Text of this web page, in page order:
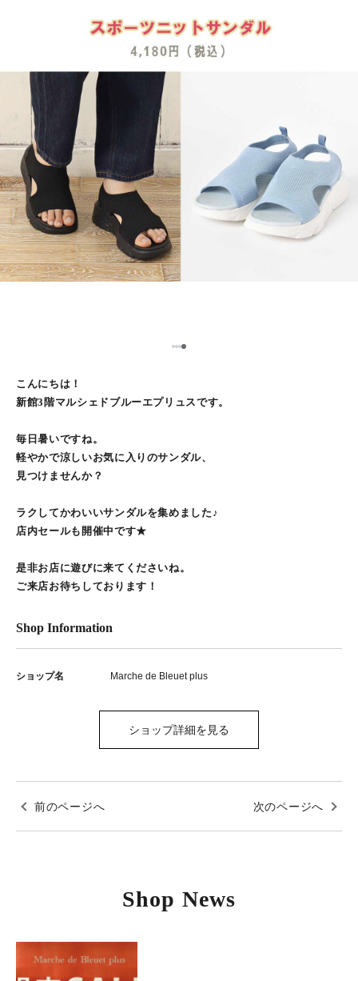
123
こんにちは！
新館3階マルシェドブルーエプリュスです。
毎日暑いですね。
軽やかで涼しいお気に入りのサンダル、
見つけませんか？
ラクしてかわいいサンダルを集めました♪
店内セールも開催中です★
是非お店に遊びに来てくださいね。
ご来店お待ちしております！
Shop Information
ショップ名 Marche de Bleuet plus
ショップ詳細を見る
前のページへ 次のページへ
Shop News